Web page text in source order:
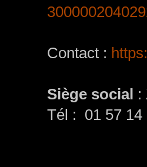
Contact :
Siège social :
Tél : 01 57 14